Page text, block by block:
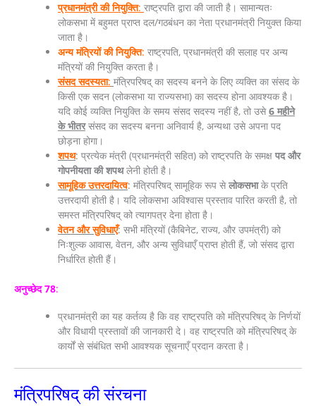
प्रधानमंत्री की नियुक्ति: राष्ट्रपति द्वारा की जाती है। सामान्यतः
लोकसभा में बहुमत प्राप्त दल/गठबंधन का नेता प्रधानमंत्री नियुक्त किया
जाता है।
अन्य मंत्रियों की नियुक्ति: राष्ट्रपति, प्रधानमंत्री की सलाह पर अन्य
मंत्रियों की नियुक्ति करता है।
संसद सदस्यता: मंत्रिपरिषद् का सदस्य बनने के लिए व्यक्ति का संसद के
किसी एक सदन (लोकसभा या राज्यसभा) का सदस्य होना आवश्यक है।
यदि कोई व्यक्ति नियुक्ति के समय संसद सदस्य नहीं है, तो उसे6 महीने
के भीतरसंसद का सदस्य बनना अनिवार्य है, अन्यथा उसे अपना पद
छोड़ना होगा।
शपथ: प्रत्येक मंत्री (प्रधानमंत्री सहित) को राष्ट्रपति के समक्ष पद और
गोपनीयता की शपथलेनी होती है।
सामूहिक उत्तरदायित्व: मंत्रिपरिषद् सामूहिक रूप सेलोकसभाके प्रति
उत्तरदायी होती है। यदि लोकसभा अविश्वास प्रस्ताव पारित करती है, तो
समस्त मंत्रिपरिषद् को त्यागपत्र देना होता है।
वेतन और सुविधाएँ: सभी मंत्रियों (कैबिनेट, राज्य, और उपमंत्री) को
निःशुल्क आवास, वेतन, और अन्य सुविधाएँ प्राप्त होती हैं, जो संसद द्वारा
निर्धारित होती हैं।
अनुच्छेद 78:
प्रधानमंत्री का यह कर्तव्य है कि वह राष्ट्रपति को मंत्रिपरिषद् के निर्णयों
और विधायी प्रस्तावों की जानकारी दे। वह राष्ट्रपति को मंत्रिपरिषद् के
कार्यों से संबंधित सभी आवश्यक सूचनाएँ प्रदान करता है।
मंत्रिपरिषद् की संरचना